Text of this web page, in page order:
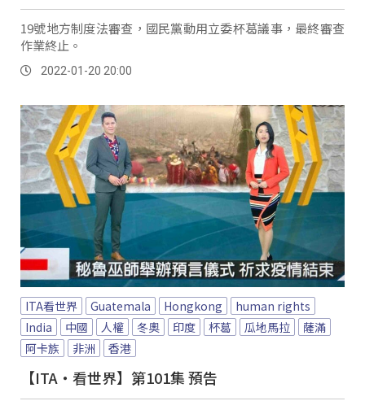
19號地方制度法審查，國民黨動用立委杯葛議事，最終審查
作業終止。
2022-01-20 20:00
ITA看世界 Guatemala Hongkong
human rights
India
中國 人權 冬奧 印度 杯葛 瓜地馬拉
薩滿
阿卡族
非洲 香港
【ITA・看世界】第101集 預告